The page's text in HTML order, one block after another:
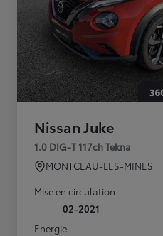
Nissan Juke
1.0 DIG-T 117ch Tekna
MONTCEAU-LES-MINES
Mise en circulation
02-2021
Energie